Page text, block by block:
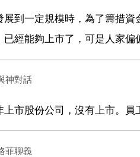
展到一定規模時，為了籌措
已經能夠上市了，可是人家
神對話
上市股份公司，沒有上市。員
菲聊義